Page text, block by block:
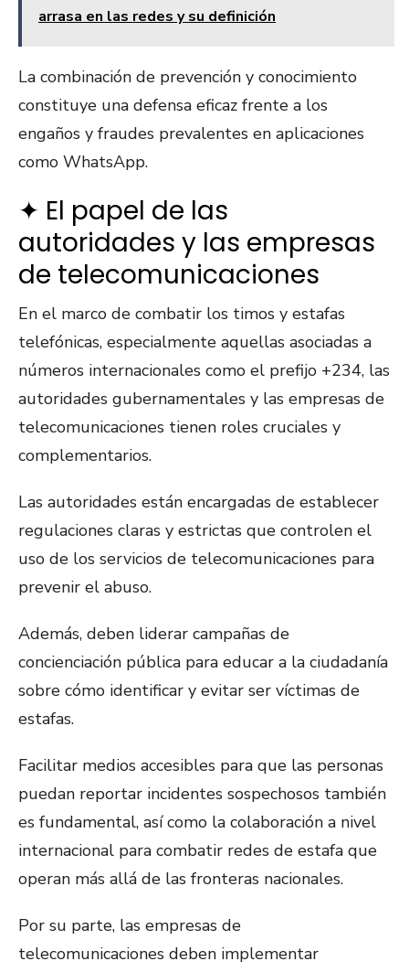
arrasa en las redes y su definición
La combinación de prevención y conocimiento
constituye una defensa eficaz frente a los
engaños y fraudes prevalentes en aplicaciones
como WhatsApp.
✦ El papel de las
autoridades y las empresas
de telecomunicaciones
En el marco de combatir los timos y estafas
telefónicas, especialmente aquellas asociadas a
números internacionales como el prefijo +234, las
autoridades gubernamentales y las empresas de
telecomunicaciones tienen roles cruciales y
complementarios.
Las autoridades están encargadas de establecer
regulaciones claras y estrictas que controlen el
uso de los servicios de telecomunicaciones para
prevenir el abuso.
Además, deben liderar campañas de
concienciación pública para educar a la ciudadanía
sobre cómo identificar y evitar ser víctimas de
estafas.
Facilitar medios accesibles para que las personas
puedan reportar incidentes sospechosos también
es fundamental, así como la colaboración a nivel
internacional para combatir redes de estafa que
operan más allá de las fronteras nacionales.
Por su parte, las empresas de
telecomunicaciones deben implementar